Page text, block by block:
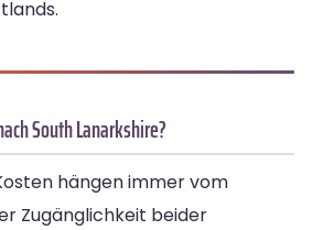
South Lanarkshire?
hängen immer vom
Zugänglichkeit beider